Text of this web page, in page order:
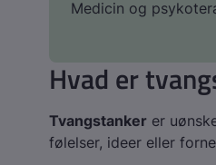
Medicin og
Hvad er
Tvangstanker er
følelser, ideer eller